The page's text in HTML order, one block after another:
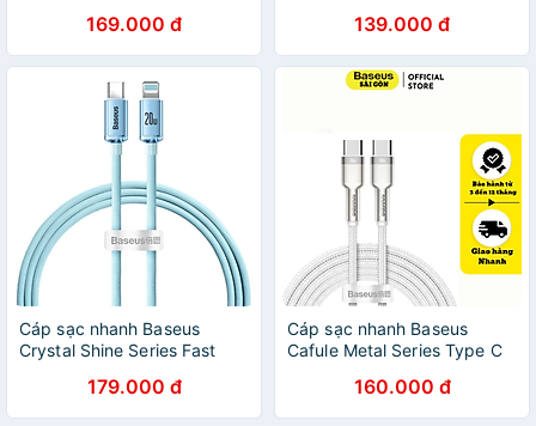
CATLGD 20W Type C to IP-
hàng chính hãng
169.000 đ
CATKLKF-G91- hàng chính
hãng
139.000 đ
Cáp sạc nhanh Baseus
Crystal Shine Series Fast
to IP CAJY 20W - Hàng
chính hãng
179.000 đ
Cáp sạc nhanh Baseus
Cafule Metal Series Type C
(Fast charge & Data Cable)-
Hàng chính hãng
160.000 đ